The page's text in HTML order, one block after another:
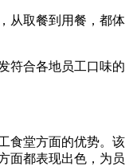
从取餐到用餐，都体
符合各地员工口味的
食堂方面的优势。该
面都表现出色，为员